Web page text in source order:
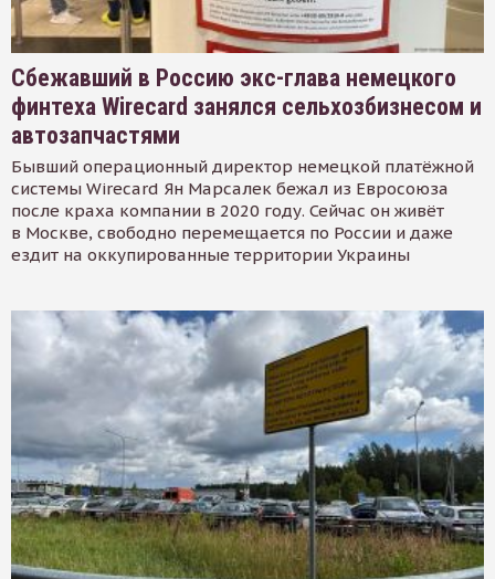
Сбежавший в Россию экс-глава немецкого
финтеха Wirecard занялся сельхозбизнесом и
автозапчастями
Бывший операционный директор немецкой платёжной
системы Wirecard Ян Марсалек бежал из Евросоюза
после краха компании в 2020 году. Сейчас он живёт
в Москве, свободно перемещается по России и даже
ездит на оккупированные территории Украины